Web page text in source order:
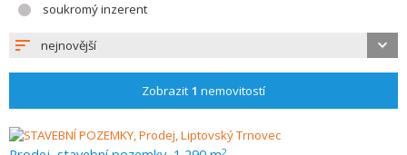
soukromý inzerent
nejnovější
Zobrazit 1 nemovitostí
2